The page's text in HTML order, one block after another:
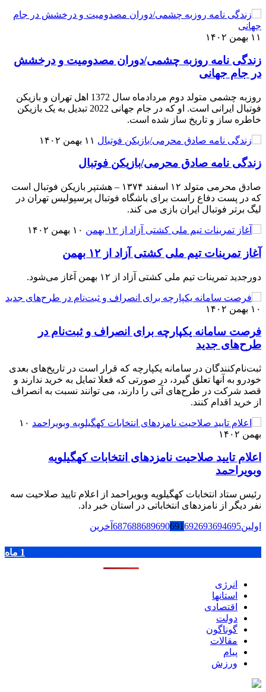
۱۱ بهمن ۱۴۰۲
زندگی نامه روزبه چشمی/دوران مصدومیت و درخشش
در جام جهانی
روزبه چشمی متولد دوم مردادماه سال 1372 اهل تهران و بازیکن
فوتبال ایرانی است. او که در جام جهانی 2022 تبدیل به یک بازیکن
خاطره ساز و تاریخ ساز شده است.
۱۱ بهمن ۱۴۰۲
زندگی نامه صادق محرمی/بازیکن فوتبال
صادق محرمی متولد ۱۲ اسفند ۱۳۷۴ – هشتپر بازیکن فوتبال است
که در پست دفاع راست برای باشگاه فوتبال پرسپولیس تهران در
لیگ برتر فوتبال ایران بازی می کند.
۱۰ بهمن ۱۴۰۲
آغاز تمرینات تیم‌ ملی کشتی آزاد از ۱۲ بهمن
دورجدید تمرینات تیم ملی کشتی آزاد از ۱۲ بهمن آغاز می‌شود.
۱۰ بهمن ۱۴۰۲
فرصت سامانه یکپارچه‌ برای انصراف و ثبت‌نام در
طرح‌های جدید
ثبت‌نام‌کنندگان در سامانه یکپارچه که قرار است در تاریخ‌های بعدی
خودرو به آنها تعلق گیرد، در صورتی که فعلا تمایل به خرید ندارند و
قصد شرکت در طرح‌های آتی را دارند، می توانند نسبت به انصراف
از خرید اقدام کنند.
۱۰
بهمن ۱۴۰۲
اعلام تایید صلاحیت نامزدهای انتخابات کهگیلویه
وبویراحمد
رئیس ستاد انتخابات کهگیلویه وبویراحمد از اعلام تایید صلاحیت سه
نفر دیگر از نامزدهای انتخاباتی در استان خبر داد.
اولین 687688689690691692693694695 آخرین
1 ماه
انرژی
استانها
اقتصادی
دولت
گوناگون
مقالات
پیام
ورزش